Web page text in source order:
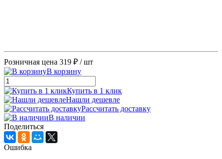
Розничная цена 319 ₽ / шт
В корзину
Купить в 1 клик
Нашли дешевле
Рассчитать доставку
В наличии
Поделиться
Ошибка